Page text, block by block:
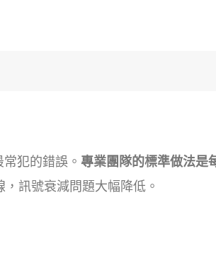
犯的錯誤。 專業團隊的標準做法是
訊號衰減問題大幅降低。